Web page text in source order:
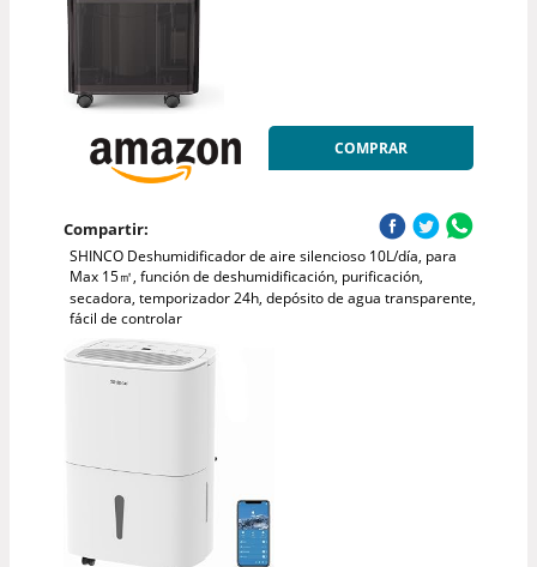
COMPRAR
Compartir:
SHINCO Deshumidificador de aire silencioso 10L/día, para
Max 15㎡, función de deshumidificación, purificación,
secadora, temporizador 24h, depósito de agua transparente,
fácil de controlar